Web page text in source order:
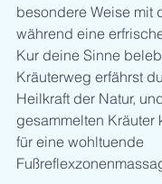
besondere Weise mit
während eine
Kur deine Sinne
Kräuterweg erfährst
Heilkraft der Natur,
gesammelten Kräuter
für eine wohltuende